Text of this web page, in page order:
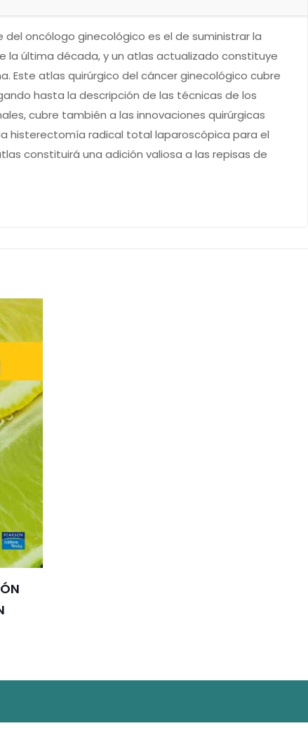
oncólogo ginecológico es el de suministrar la
la última década, y un atlas actualizado constituye
atlas quirúrgico del cáncer ginecológico cubre
hasta la descripción de las técnicas de los
cubre también a las innovaciones quirúrgicas
histerectomía radical total laparoscópica para el
constituirá una adición valiosa a las repisas de